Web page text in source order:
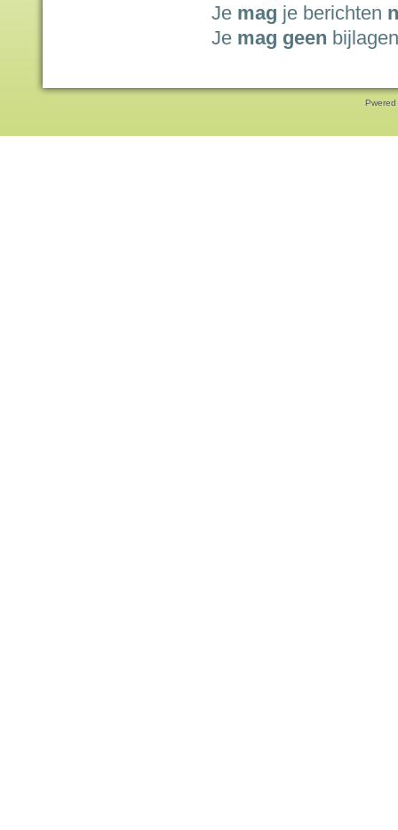
Je mag je berichten
Je mag geen